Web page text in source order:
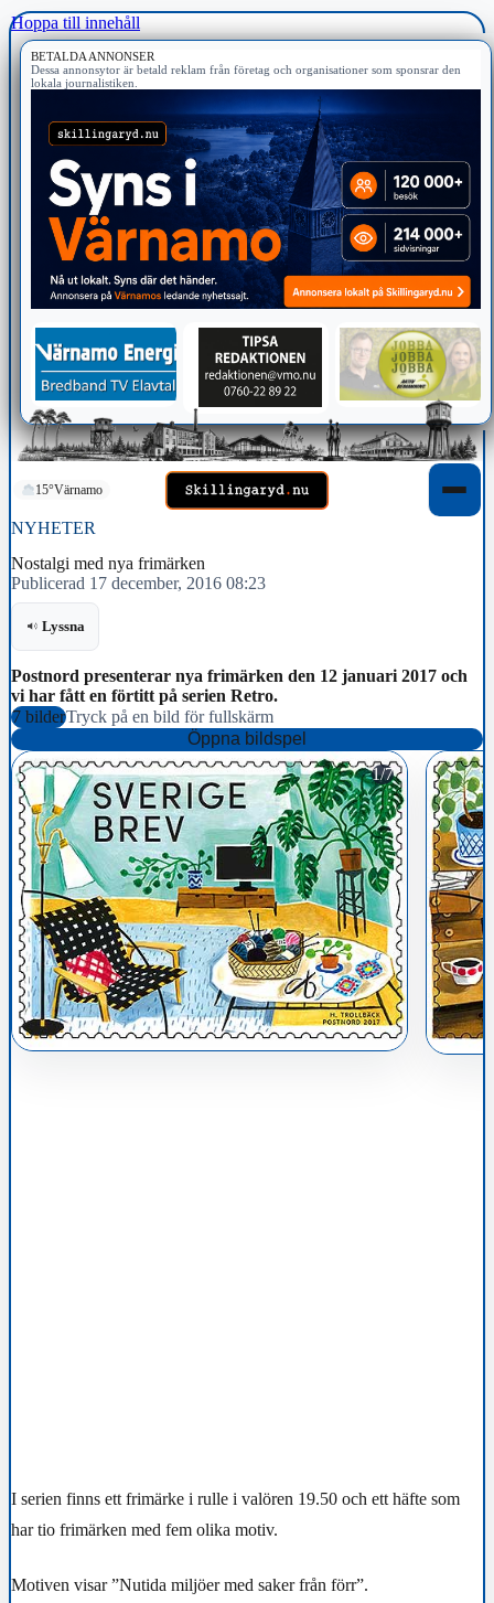
Hoppa till innehåll
BETALDA ANNONSER
Dessa annonsytor är betald reklam från företag och organisationer som sponsrar den
lokala journalistiken.
15°Värnamo
NYHETER
Nostalgi med nya frimärken
Publicerad 17 december, 2016 08:23
Lyssna
Postnord presenterar nya frimärken den 12 januari 2017 och
vi har fått en förtitt på serien Retro.
7 bilderTryck på en bild för fullskärm
Öppna bildspel
1/7
I serien finns ett frimärke i rulle i valören 19.50 och ett häfte som
har tio frimärken med fem olika motiv.
Motiven visar ”Nutida miljöer med saker från förr”.